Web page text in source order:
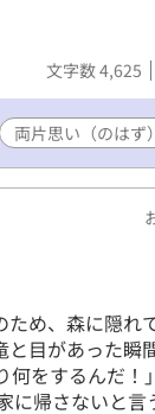
※第６～８部
愛を込めて』終
切り拓く一歩
文字数 4,625
両片思い（のはず）
め、森に隠れ
目があった瞬
何をするんだ
に帰さないと